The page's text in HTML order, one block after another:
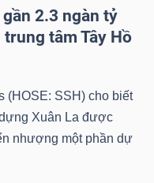
2.3 ngàn tỷ
tâm Tây Hồ
(HOSE: SSH) cho biết
Xuân La được
nhượng một phần dự